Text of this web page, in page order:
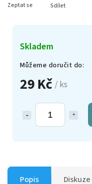
29 Kč/ ks
Skladem
Můžeme doručit do:
Zeptat se Sdílet
Popis Diskuze